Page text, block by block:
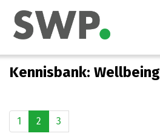
Kennisbank: Wellbeing
1 2 3